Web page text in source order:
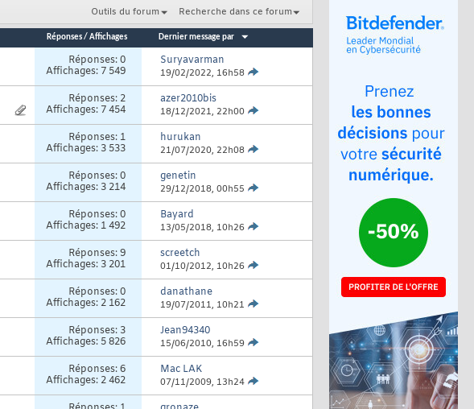
Outils du forum Recherche dans ce forum
Réponses/ Affichages Dernier message par
Réponses:0
Affichages: 7 549
Suryavarman
19/02/2022, 16h58
Réponses: 2
Affichages: 7 454
azer2010bis
18/12/2021, 22h00
Réponses: 1
Affichages: 3 533
hurukan
21/07/2020, 22h08
Réponses:0
Affichages: 3 214
genetin
29/12/2018, 00h55
Réponses:0
Affichages: 1 492
Bayard
13/05/2018, 10h26
Réponses:9
Affichages: 3 201
screetch
01/10/2012, 10h26
Réponses:0
Affichages: 2 162
danathane
19/07/2011, 10h21
Réponses: 3
Affichages: 5 826
Jean94340
15/06/2010, 16h59
Réponses:6
Affichages: 2 462
Mac LAK
07/11/2009, 13h24